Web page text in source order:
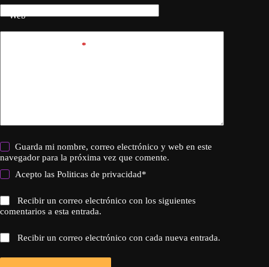
Web
*
Guarda mi nombre, correo electrónico y web en este
navegador para la próxima vez que comente.
Acepto lasPoliticas de privacidad*
Recibir un correo electrónico con los siguientes
comentarios a esta entrada.
Recibir un correo electrónico con cada nueva entrada.